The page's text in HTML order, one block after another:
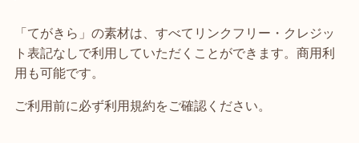
「てがきら」の素材は、すべてリンクフリー・クレジッ
ト表記なしで利用していただくことができます。商用利
用も可能です。
ご利用前に必ず利用規約をご確認ください。